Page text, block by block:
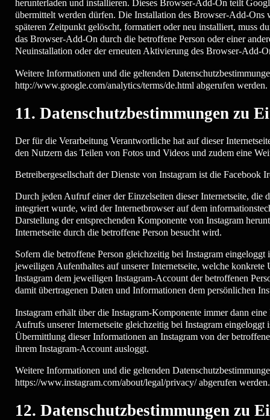
herunterladen und installieren. Dieses Browser-Add-On teilt
übermittelt werden dürfen. Die Installation des Browser-Add-Ons
späteren Zeitpunkt gelöscht, formatiert oder neu installiert, muss
das Browser-Add-On durch die betroffene Person oder einer
Neuinstallation oder der erneuten Aktivierung des Browser-Add-
Weitere Informationen und die geltenden
http://www.google.com/analytics/terms/de.html abgerufen
11. Datenschutzbestimmungen zu
Der für die Verarbeitung Verantwortliche hat auf dieser
den Nutzern das Teilen von Fotos und Videos und zudem eine
Betreibergesellschaft der Dienste von Instagram ist die
Durch jeden Aufruf einer der Einzelseiten dieser Internetseite,
integriert wurde, wird der Internetbrowser auf dem
Darstellung der entsprechenden Komponente von Instagram
Internetseite durch die betroffene Person besucht wird.
Sofern die betroffene Person gleichzeitig bei Instagram
jeweiligen Aufenthaltes auf unserer Internetseite, welche
Instagram dem jeweiligen Instagram-Account der betroffenen
damit übertragenen Daten und Informationen dem persönlichen
Instagram erhält über die Instagram-Komponente immer dann
Aufrufs unserer Internetseite gleichzeitig bei Instagram
Übermittlung dieser Informationen an Instagram von der
ihrem Instagram-Account ausloggt.
Weitere Informationen und die geltenden
https://www.instagram.com/about/legal/privacy/ abgerufen werden.
12. Datenschutzbestimmungen zu